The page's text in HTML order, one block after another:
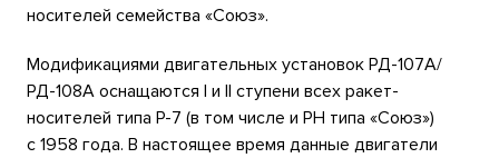
носителей семейства «Союз».
Модификациями двигательных установок РД-107А/
РД-108А оснащаются I и II ступени всех ракет-
носителей типа Р-7 (в том числе и РН типа «Союз»)
с 1958 года. В настоящее время данные двигатели